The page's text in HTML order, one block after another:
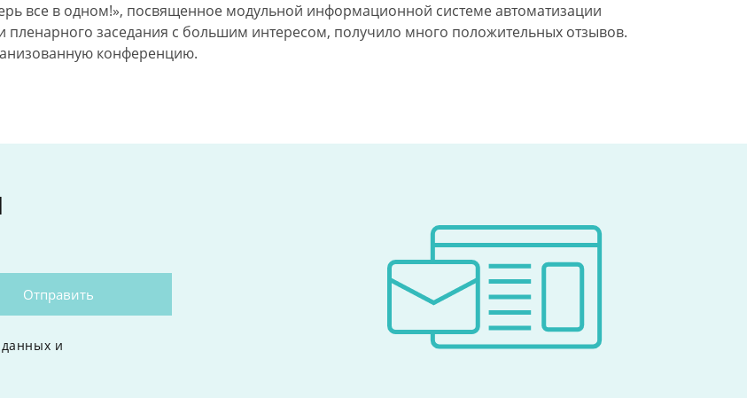
все в одном!», посвященное модульной информационной системе автоматизации
пленарного заседания с большим интересом, получило много положительных отзывов.
конференцию.
Отправить
и